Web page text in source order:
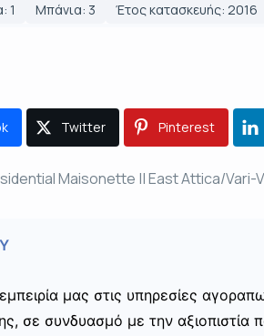
1 Μπάνια: 3 Έτος κατασκευής: 2016
Twitter Pinterest
Maisonette || East Attica/Vari-
μας στις υπηρεσίες
σε συνδυασμό με την